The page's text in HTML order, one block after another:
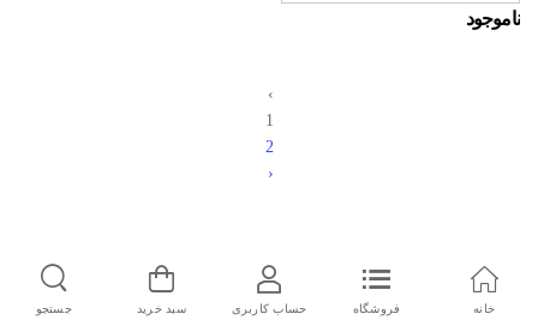
ناموجود
‹
1
2
›
خانه فروشگاه حساب کاربری سبد خرید جستجو